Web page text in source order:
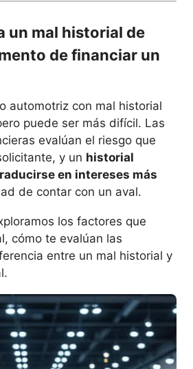
un mal historial de
de financiar un
automotriz con mal historial
puede ser más difícil. Las
evalúan el riesgo que
y un historial
en intereses más
de contar con un aval.
los factores que
cómo te evalúan las
entre un mal historial y